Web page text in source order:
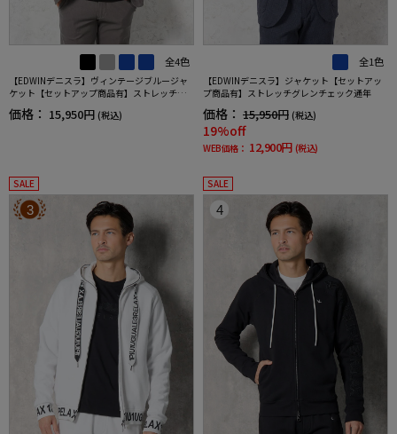
全4色
【EDWINデニスラ】ヴィンテージブルージャ
ケット【セットアップ商品有】ストレッチ無
価格： 15,950円 (税込)
全1色
【EDWINデニスラ】ジャケット【セットアッ
プ商品有】ストレッチグレンチェック通年
価格： 15,950円 (税込)
19%off
WEB価格： 12,900円 (税込)
SALE
3
SALE
4